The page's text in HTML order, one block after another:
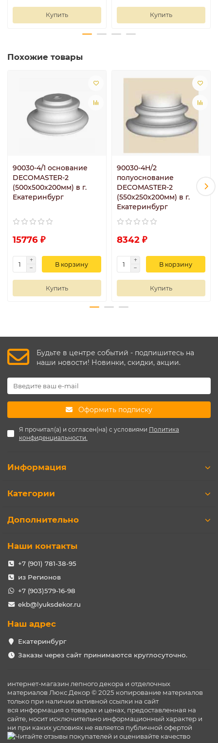
Купить Купить
Похожие товары
90030-4/1 основание
DECOMASTER-2
(500х500х200мм) в г.
Екатеринбург
15776 ₽
В корзину
Купить
90030-4H/2
полуоснование
DECOMASTER-2
(550х250х200мм) в г.
Екатеринбург
8342 ₽
В корзину
Купить
Будьте в центре событий - подпишитесь на
наши новости! Новинки, скидки, акции.
Оформить подписку
Я прочитал(а) и согласен(на) с условиями Политика
конфиденциальности.
Информация
Категории
Дополнительно
Наши контакты
+7 (901) 781-38-95
из Регионов
+7 (903)579-16-98
ekb@lyuksdekor.ru
Наш адрес
Екатеринбург
Заказы через сайт принимаются круглосуточно.
интернет-магазин лепного декора и отделочных
материалов Люкс Декор © 2025 копирование материалов
только при наличии активной ссылки на сайт
вся информация о товарах и ценах, предоставленная на
сайте, носит исключительно информационный характер и
ни при каких условиях не является публичной офертой